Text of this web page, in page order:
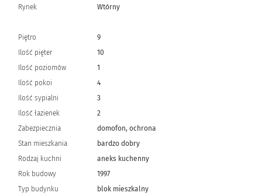
Rynek
Wtórny
Piętro
9
Ilość pięter
10
Ilość poziomów
1
Ilość pokoi
4
Ilość sypialni
3
Ilość łazienek
2
Zabezpiecznia
domofon, ochrona
Stan mieszkania
bardzo dobry
Rodzaj kuchni
aneks kuchenny
Rok budowy
1997
Typ budynku
blok mieszkalny